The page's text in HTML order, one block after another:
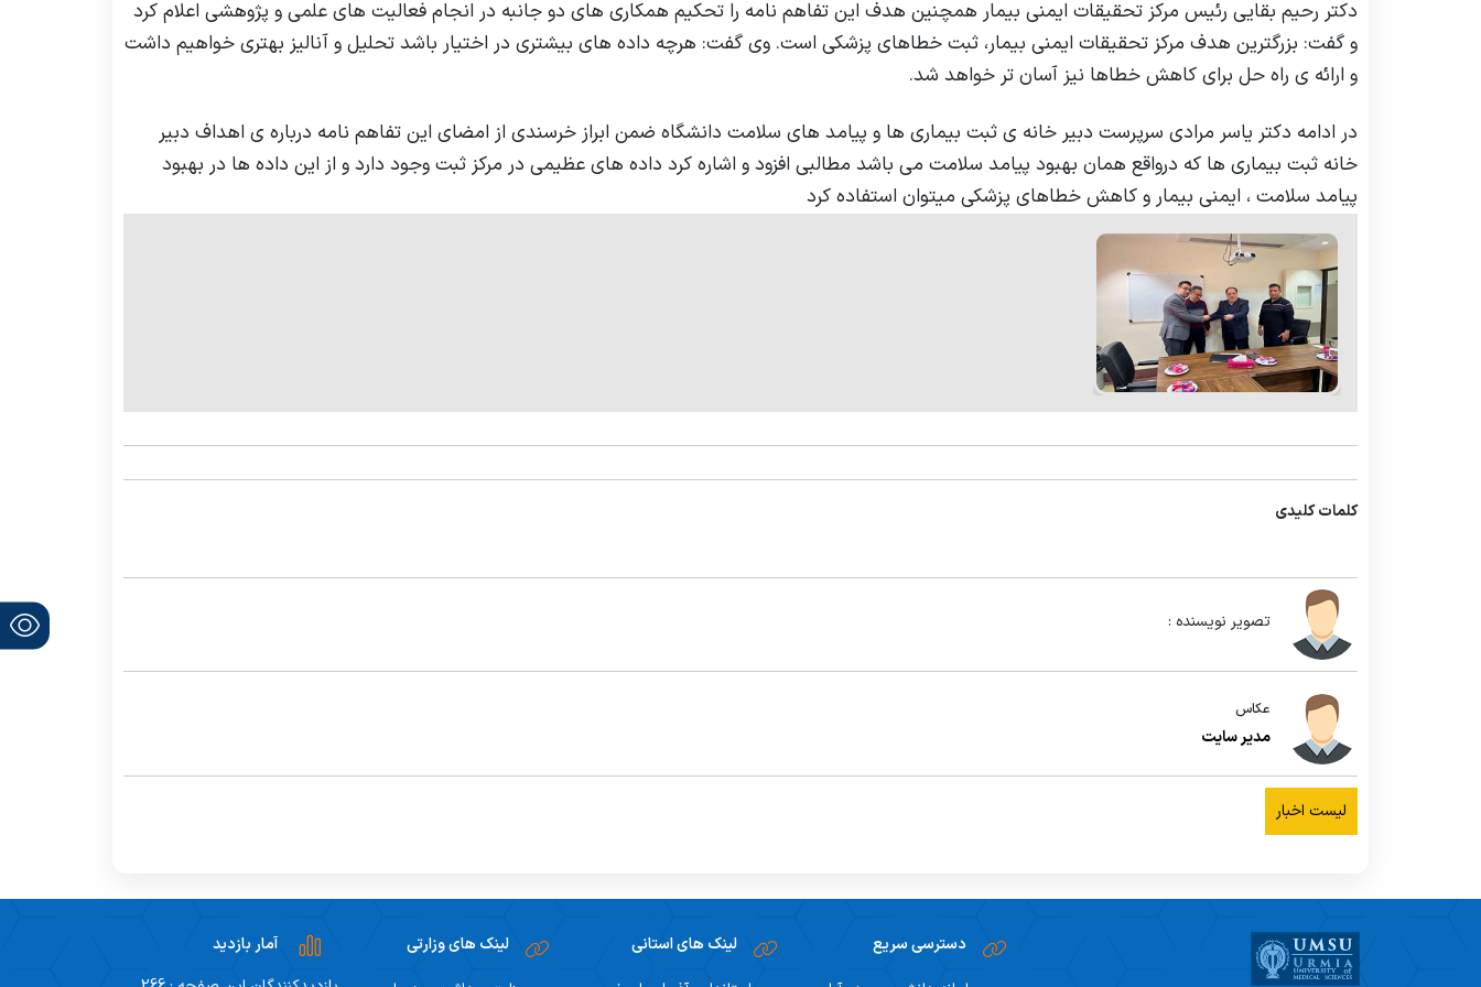
اعضای پژوهشکده
ریاست پژوهشکده
پژوهش
طرح ها
ژورنال کلاب
کارگاه های کمیته
فلسفه
دکتر رحیم بقایی رئیس مرکز تحقیقات ایمنی بیمار همچنین هدف این تفاهم نامه را تحکیم همکاری های دو جانبه در انجام فعالیت های علمی و پژوهشی اعلام کرد
و گفت: بزرگترین هدف مرکز تحقیقات ایمنی بیمار، ثبت خطاهای پزشکی است. وی گفت: هرچه داده های بیشتری در اختیار باشد تحلیل و آنالیز بهتری خواهیم داشت
و ارائه ی راه حل برای کاهش خطاها نیز آسان تر خواهد شد.
در ادامه دکتر یاسر مرادی سرپرست دبیر خانه ی ثبت بیماری ها و پیامد های سلامت دانشگاه ضمن ابراز خرسندی از امضای این تفاهم نامه درباره ی اهداف دبیر
خانه ثبت بیماری ها که درواقع همان بهبود پیامد سلامت می باشد مطالبی افزود و اشاره کرد داده های عظیمی در مرکز ثبت وجود دارد و از این داده ها در بهبود
پیامد سلامت ، ایمنی بیمار و کاهش خطاهای پزشکی میتوان استفاده کرد
کلمات کلیدی
تصویر نویسنده :
عکاس
مدیر سایت
لیست اخبار
دسترسی سریع
لینک های استانی
لینک های وزارتی
آمار بازدید